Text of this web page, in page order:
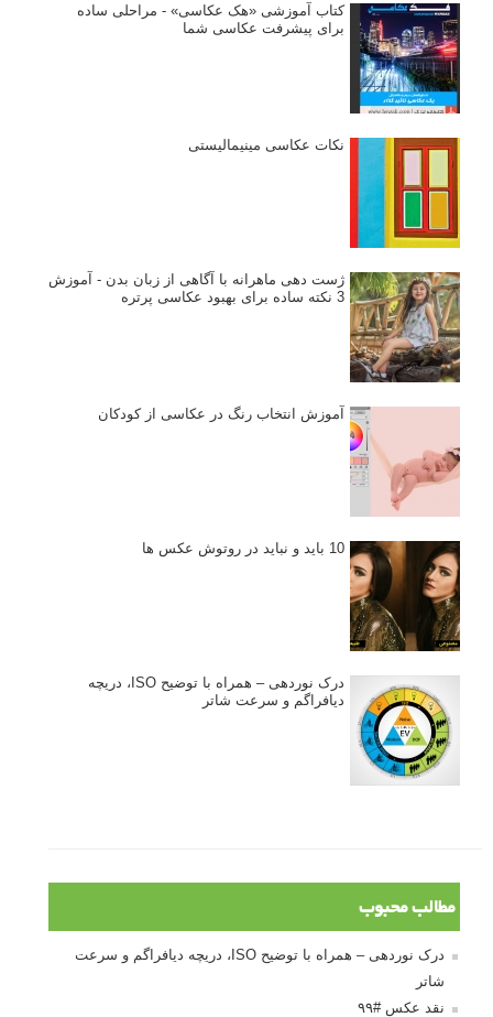
کتاب آموزشی «هک عکاسی» - مراحلی ساده
برای پیشرفت عکاسی شما
نکات عکاسی مینیمالیستی
ژست دهی ماهرانه با آگاهی از زبان بدن - آموزش
3 نکته ساده برای بهبود عکاسی پرتره
آموزش انتخاب رنگ در عکاسی از کودکان
10 باید و نباید در روتوش عکس ها
درک نوردهی – همراه با توضیح ISO، دریچه
دیافراگم و سرعت شاتر
مطالب محبوب
درک نوردهی – همراه با توضیح ISO، دریچه دیافراگم و سرعت
شاتر
نقد عکس #۹۹